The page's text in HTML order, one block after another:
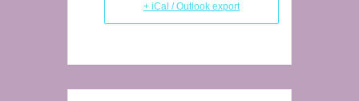
+ iCal / Outlook export